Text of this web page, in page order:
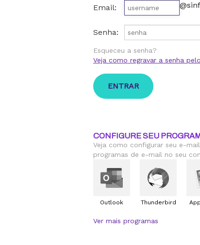
Email:
Senha:
Esqueceu a senha?
Veja como regravar a senha
CONFIGURE SEU
Veja como configurar seu e-
programas de e-mail no seu
Outlook Thunderbird
Ver mais programas